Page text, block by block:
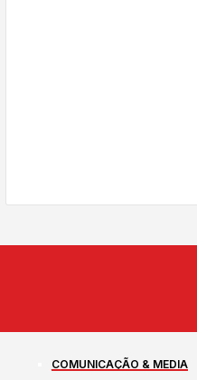
COMUNICAÇÃO & MEDIA